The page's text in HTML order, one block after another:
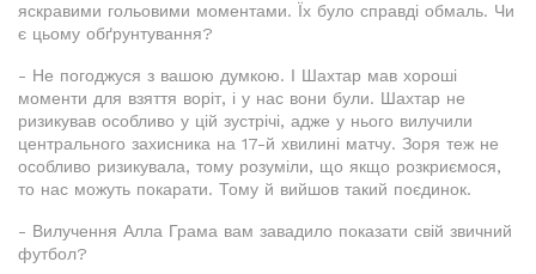
яскравими гольовими моментами. Їх було справді обмаль. Чи
є цьому обґрунтування?
- Не погоджуся з вашою думкою. І Шахтар мав хороші
моменти для взяття воріт, і у нас вони були. Шахтар не
ризикував особливо у цій зустрічі, адже у нього вилучили
центрального захисника на 17-й хвилині матчу. Зоря теж не
особливо ризикувала, тому розуміли, що якщо розкриємося,
то нас можуть покарати. Тому й вийшов такий поєдинок.
- Вилучення Алла Грама вам завадило показати свій звичний
футбол?